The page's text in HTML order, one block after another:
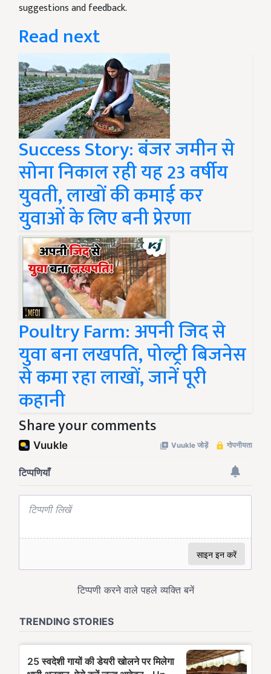
suggestions and feedback.
Read next
Success Story: बंजर जमीन से
सोना निकाल रही यह 23 वर्षीय
युवती, लाखों की कमाई कर
युवाओं के लिए बनी प्रेरणा
Poultry Farm: अपनी जिद से
युवा बना लखपति, पोल्ट्री बिजनेस
से कमा रहा लाखों, जानें पूरी
कहानी
Share your comments